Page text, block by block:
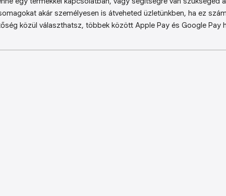
akár személyesen is átveheted üzletünkben, ha ez
közül választhatsz, többek között Apple Pay és Google Pay